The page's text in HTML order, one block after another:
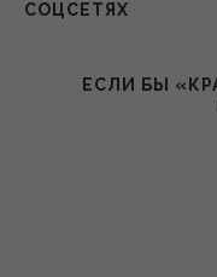
СОЦСЕТЯХ
ЕСЛИ БЫ